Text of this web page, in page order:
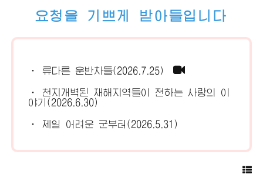
요청을 기쁘게 받아들입니다
· 류다른 운반차들(2026.7.25)
· 천지개벽된 재해지역들이 전하는 사랑의 이
야기(2026.6.30)
· 제일 어려운 군부터(2026.5.31)